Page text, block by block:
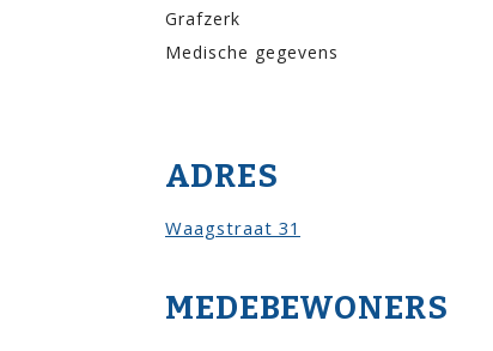
Grafzerk
Medische gegevens
ADRES
Waagstraat 31
MEDEBEWONERS